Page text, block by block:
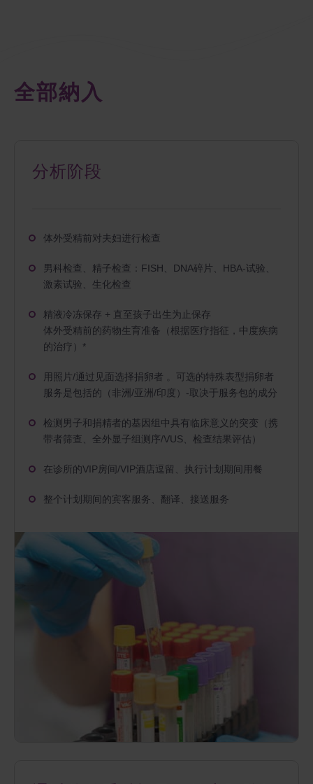
全部納入
分析阶段
体外受精前对夫妇进行检查
男科检查、精子检查：FISH、DNA碎片、HBA-试验、
激素试验、生化检查
精液冷冻保存 + 直至孩子出生为止保存
体外受精前的药物生育准备（根据医疗指征，中度疾病
的治疗）*
用照片/通过见面选择捐卵者 。可选的特殊表型捐卵者
服务是包括的（非洲/亚洲/印度）-取决于服务包的成分
检测男子和捐精者的基因组中具有临床意义的突变（携
带者筛查、全外显子组测序/VUS、检查结果评估）
在诊所的VIP房间/VIP酒店逗留、执行计划期间用餐
整个计划期间的宾客服务、翻译、接送服务